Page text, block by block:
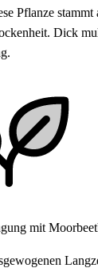
Pflanze
Dick
mit